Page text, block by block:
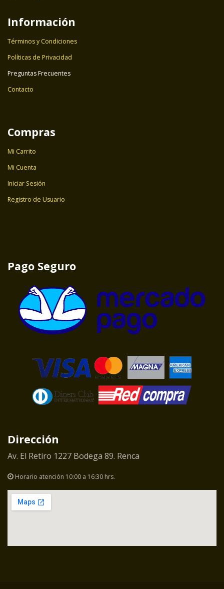
Información
Términos y Condiciones
Políticas de Privacidad
Preguntas Frecuentes
Contacto
Compras
Mi Carrito
Mi Cuenta
Iniciar Sesión
Registro de Usuario
Pago Seguro
Dirección
Av. El Retiro 1227 Bodega 89. Renca
Horario atención 10:00 a 16:30 hrs.